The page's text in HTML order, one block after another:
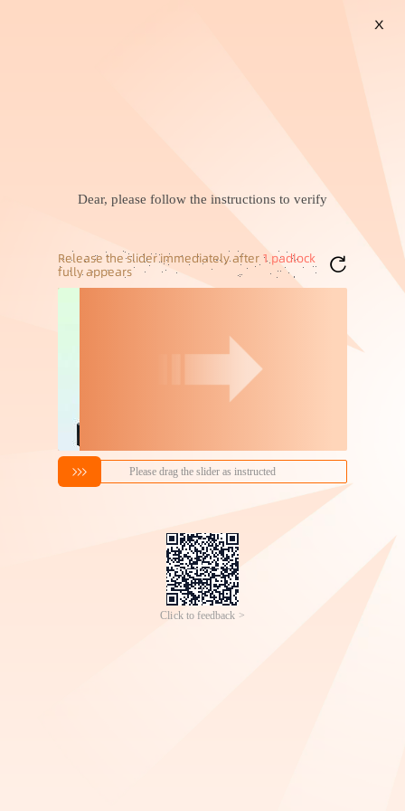
暂未找到兴趣商品，可以试试搜索喜欢的商品
搜索喜欢的商品
X